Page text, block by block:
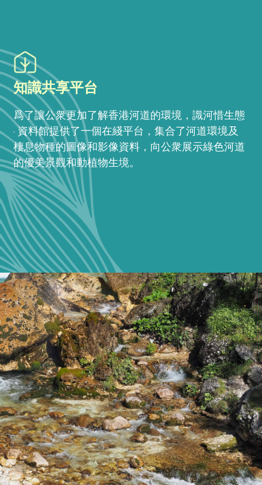
知識共享平台
爲了讓公衆更加了解香港河道的環境，識河惜生態
· 資料館提供了一個在綫平台，集合了河道環境及
棲息物種的圖像和影像資料，向公衆展示綠色河道
的優美景觀和動植物生境。